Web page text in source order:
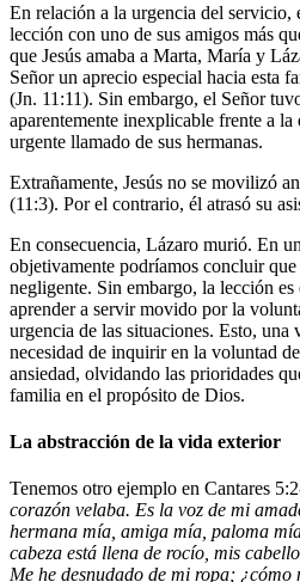
En relación a la urgencia del servicio,
lección con uno de sus amigos más
que Jesús amaba a Marta, María y
Señor un aprecio especial hacia esta
(Jn. 11:11). Sin embargo, el Señor
aparentemente inexplicable frente a
urgente llamado de sus hermanas.
Extrañamente, Jesús no se movilizó
(11:3). Por el contrario, él atrasó su
En consecuencia, Lázaro murió. En
objetivamente podríamos concluir
negligente. Sin embargo, la lección
aprender a servir movido por la
urgencia de las situaciones. Esto, una
necesidad de inquirir en la voluntad
ansiedad, olvidando las prioridades
familia en el propósito de Dios.
La abstracción de la vida exterior
Tenemos otro ejemplo en Cantares
corazón velaba. Es la voz de mi
hermana mía, amiga mía, paloma
cabeza está llena de rocío, mis
Me he desnudado de mi ropa; ¿cómo